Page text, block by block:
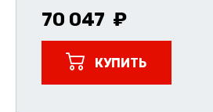
70 047
КУПИТЬ